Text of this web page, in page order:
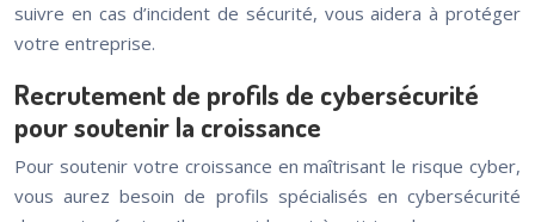
suivre en cas d’incident de sécurité, vous aidera à protéger
votre entreprise.
Recrutement de profils de cybersécurité
pour soutenir la croissance
Pour soutenir votre croissance en maîtrisant le risque cyber,
vous aurez besoin de profils spécialisés en cybersécurité